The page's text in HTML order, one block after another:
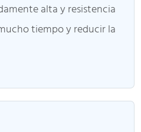
alta y resistencia
tiempo y reducir la